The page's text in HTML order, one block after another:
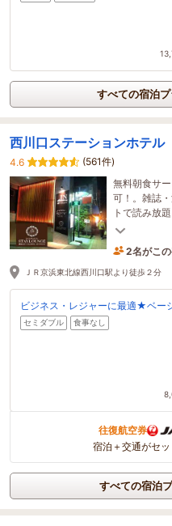
すべての宿泊プ
西川口ステーションホテ
4.6
(561件)
無料朝食サ
可！。雑誌
トで読み放
部屋では無
2名がこ
6時間前
ＪＲ京浜東北線西川口駅より徒歩２分
ビジネス・レジャーに最適★ベー
セミダブル 食事なし
往復航空券
宿泊＋交通がセ
すべての宿泊